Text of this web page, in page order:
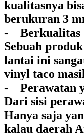
kualitasnya
berukuran 3
- Berkualitas
Sebuah
lantai ini
vinyl taco
- Perawatan
Dari sisi
Hanya saja
kalau daerah